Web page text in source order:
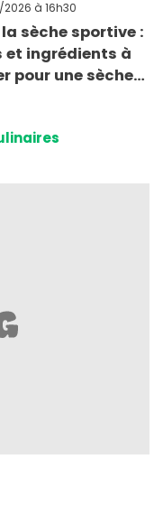
2026 à 16h30
sèche sportive :
et ingrédients à
pour une sèche